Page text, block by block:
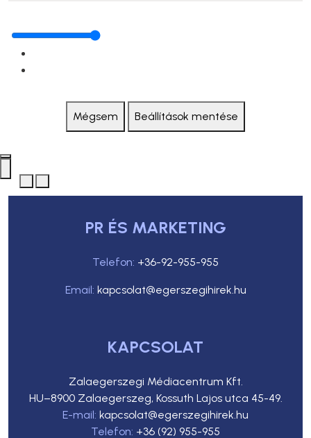
Mégsem Beállítások mentése
PR ÉS MARKETING
Telefon: +36-92-955-955
Email: kapcsolat@egerszegihirek.hu
KAPCSOLAT
Zalaegerszegi Médiacentrum Kft.
HU–8900 Zalaegerszeg, Kossuth Lajos utca 45-49.
E-mail: kapcsolat@egerszegihirek.hu
Telefon: +36 (92) 955-955